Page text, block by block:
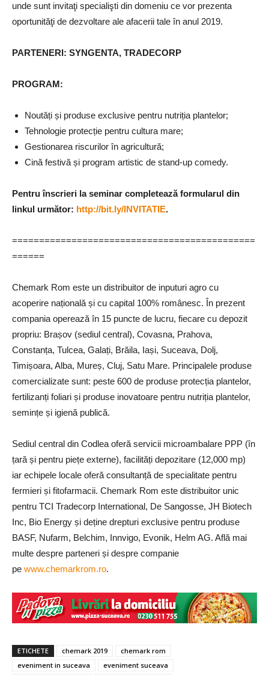
unde sunt invitaţi specialişti din domeniu ce vor prezenta
oportunităţi de dezvoltare ale afacerii tale în anul 2019.
PARTENERI: SYNGENTA, TRADECORP
PROGRAM:
Noutăți și produse exclusive pentru nutriția plantelor;
Tehnologie protecție pentru cultura mare;
Gestionarea riscurilor în agricultură;
Cină festivă și program artistic de stand-up comedy.
Pentru înscrieri la seminar completează formularul din
linkul următor: http://bit.ly/INVITATIE.
=============================================
======
Chemark Rom este un distribuitor de inputuri agro cu
acoperire națională și cu capital 100% românesc. În prezent
compania operează în 15 puncte de lucru, fiecare cu depozit
propriu: Brașov (sediul central), Covasna, Prahova,
Constanța, Tulcea, Galați, Brăila, Iași, Suceava, Dolj,
Timișoara, Alba, Mureș, Cluj, Satu Mare. Principalele produse
comercializate sunt: peste 600 de produse protecția plantelor,
fertilizanți foliari și produse inovatoare pentru nutriția plantelor,
semințe și igienă publică.
Sediul central din Codlea oferă servicii microambalare PPP (în
țară și pentru piețe externe), facilități depozitare (12,000 mp)
iar echipele locale oferă consultanță de specialitate pentru
fermieri și fitofarmacii. Chemark Rom este distribuitor unic
pentru TCI Tradecorp International, De Sangosse, JH Biotech
Inc, Bio Energy și deține drepturi exclusive pentru produse
BASF, Nufarm, Belchim, Innvigo, Evonik, Helm AG. Află mai
multe despre parteneri și despre companie
pe www.chemarkrom.ro.
ETICHETE chemark 2019
chemark rom
eveniment in suceava
eveniment suceava